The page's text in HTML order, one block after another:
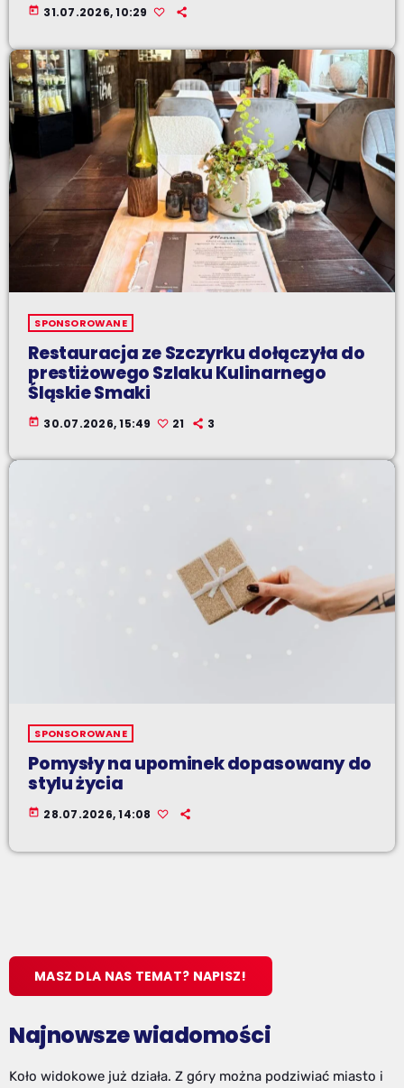
today 31.07.2026, 10:29
SPONSOROWANE
Restauracja ze Szczyrku dołączyła do
prestiżowego Szlaku Kulinarnego
Śląskie Smaki
today 30.07.2026, 15:49 21 3
SPONSOROWANE
Pomysły na upominek dopasowany do
stylu życia
today 28.07.2026, 14:08
MASZ DLA NAS TEMAT? NAPISZ!
Najnowsze wiadomości
Koło widokowe już działa. Z góry można podziwiać miasto i